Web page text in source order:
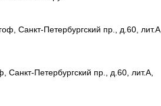
Санкт-Петербургский пр., д.60, лит.А,
Санкт-Петербургский пр., д.60, лит.А,